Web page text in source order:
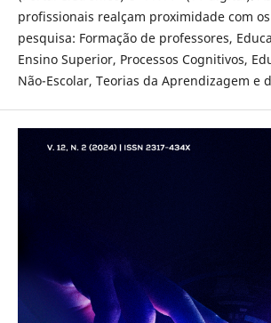
profissionais realçam proximidade com
pesquisa: Formação de professores,
Ensino Superior, Processos Cognitivos,
Não-Escolar, Teorias da Aprendizagem e